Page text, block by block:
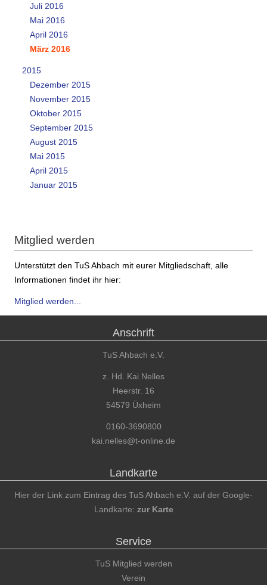
Juli 2016
Mai 2016
April 2016
März 2016
2015
Dezember 2015
November 2015
Oktober 2015
September 2015
August 2015
Mai 2015
April 2015
Januar 2015
Mitglied werden
Unterstützt den TuS Ahbach mit eurer Mitgliedschaft, alle
Informationen findet ihr hier:
Mitglied werden...
Anschrift
TuS Ahbach e.V.
z. Hd. Kai Nelles
Heerstr. 16
54579 Üxheim
0160-3690800
kai.nelles@t-online.de
Landkarte
Hier der Link zum Eintrag des TuS Ahbach e.V. auf der Google-
Landkarte: zur Karte
Service
TuS Mitglied werden
Verein